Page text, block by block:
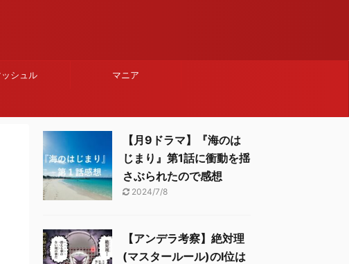
ッシュル マニア
【月9ドラマ】『海のは
じまり』第1話に衝動を揺
さぶられたので感想
2024/7/8
【アンデラ考察】絶対理
(マスタールール)のⅠ位は